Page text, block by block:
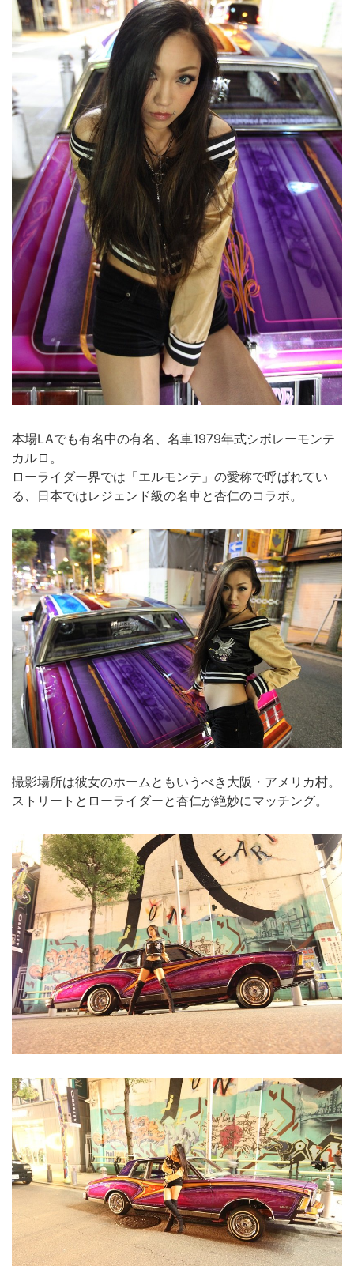
本場LAでも有名中の有名、名車1979年式シボレーモンテ
カルロ。
ローライダー界では「エルモンテ」の愛称で呼ばれてい
る、日本ではレジェンド級の名車と杏仁のコラボ。
撮影場所は彼女のホームともいうべき大阪・アメリカ村。
ストリートとローライダーと杏仁が絶妙にマッチング。